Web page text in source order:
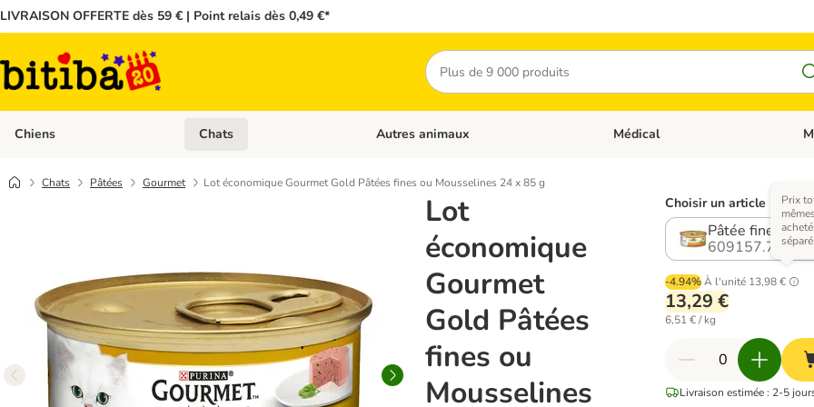
LIVRAISON OFFERTE dès 59 € | Point relais dès 0,49 €*
Rechercher
Chiens Dérouler les catégories: Chiens
Chats Dérouler les catégories: Chats
Autres animaux Dérouler les catégories: Autres
Médical
Chats Pâtées Gourmet Lot économique Gourmet Gold Pâtées fines ou Mousselines 24 x 85 g
Lot
économique
Gourmet
Gold Pâtées
fines ou
Mousselines
Choisir un article (12
Pâtée fine,
609157.7
-4.94%À l'unité 13,98 €
Prix
13,29 €
6,51 € / kg
Livraison estimée : 2-5